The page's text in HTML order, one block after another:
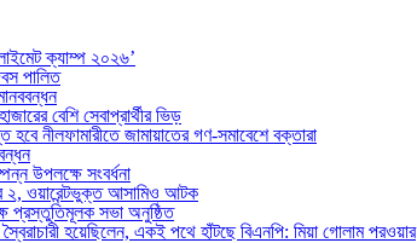
ক্যাম্প ২০২৬’
পালিত
বেশি সেবাপ্রার্থীর ভিড়
নীলফামারীতে জামায়াতের গণ-সমাবেশে বক্তারা
উপলক্ষে সংবর্ধনা
২, ওয়ারেন্টভুক্ত আসামিও আটক
প্রস্তুতিমূলক সভা অনুষ্ঠিত
হয়েছিলেন, একই পথে হাঁটছে বিএনপি: মিয়া গোলাম পরওয়ার